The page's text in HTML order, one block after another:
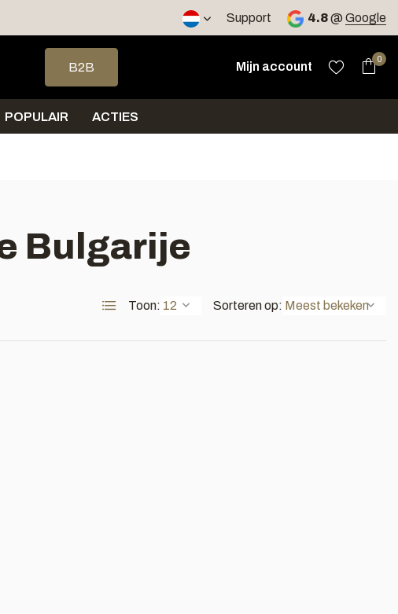
Support 4.8@ Google
pijltjes op en neer om een beschikbaar resultaat te selecteren. Druk
B2B
Mijn account
0
POPULAIR ACTIES
Bulgarije
Toon: Sorteren op: